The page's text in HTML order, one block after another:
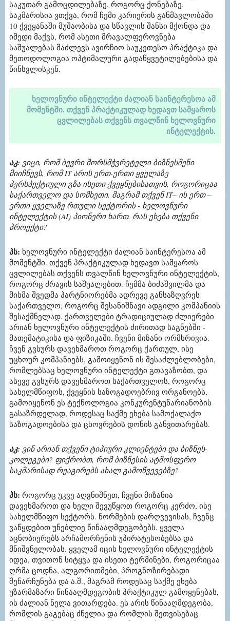
საკუთარ გამოცდილებაზე, როგორც ქონებაზე.
საკმარისია ვთქვა, რომ ჩემი კარიერის განმავლობაში
10 ქვეყანაში მუშაობისა და სწავლის შანსი მქონდა და
იმედი მაქვს, რომ ასეთი მრავალფეროვნება
საშუალებას მაძლევს ავირჩიო საუკეთესო პრაქტიკა და
მეთოდოლოგია ოპტიმალური გადაწყვეტილებებისა და
წინსვლისკენ.
ხელოვნური ინტელექტი ძალიან საინტერესოა ამ
მომენტში. თქვენ პრაქტიკულად ხედავთ სამყაროს
ცვლილებას თქვენს თვალწინ ხელოვნური
ინტელექტის.
აკ: ვიცი, რომ ბევრი შორსმჭვრეტელი ბიზნესმენი
მიიჩნევს, რომ IT არის ერთ-ერთი ყველაზე
პერსპექტიული გზა ისეთი ქვეყნებისათვის, როგორიცაა
საქართველო და სომხეთი. მაგრამ თქვენ IT– ის ერთ –
ერთი ყველაზე რთული სექტორის - ხელოვნური
ინტელექტის (AI) პიონერი ხართ. რას ეხება თქვენი
პროექტი?
პს: ხელოვნური ინტელექტი ძალიან საინტერესოა ამ
მომენტში. თქვენ პრაქტიკულად ხედავთ სამყაროს
ცვლილებას თქვენს თვალწინ ხელოვნური ინტელექტის,
როგორც ძრავის საშუალებით. ჩემმა ბიძაშვილმა და
მისმა შვედმა პარტნიორებმა ადრევე განსაზღვრეს
საქართველო, როგორც შესანიშნავი ადგილი კომპანიის
შესაქმნელად. ქართველები ტრადიციულად ძლიერები
არიან ხელოვნური ინტელექტის ძირითად საგნებში -
მათემატიკისა და ფიზიკაში. ჩვენი მიზანი ორმხრივია.
ჩვენ გვსურს დავეხმაროთ როგორც ქართულ, ისე
უცხოურ კომპანიებს, გამოიყენონ ის შესაძლებლობები,
რომლებსაც ხელოვნური ინტელექტი გთავაზობთ, და
ასევე გვსურს დავეხმაროთ საქართველოს, როგორც
სახელმწიფოს, ქვეყნის საზოგადოებრივ ორგანოებს,
გამოიყენონ ეს ტექნოლოგია კონკურენტუნარიანობის
გასაზრდელად, როდესაც საქმე ეხება სამოქალაქო
საზოგადოებისა და ცხოვრების დონის განვითარებას.
აკ: ვინ არიან თქვენი ტიპიური კლიენტები და ბიზნეს-
კოლეგები? ფიქრობთ, რომ ბიზნესის ატმოსფერო
საკმარისად რეაგირებს ახალ გამოწვევებზე?
პს: როგორც უკვე აღვნიშნეთ, ჩვენი მიზანია
დავეხმაროთ და ხელი შევუწყოთ როგორც კერძო, ისე
სახელმწიფო სექტორს. ნორმების დარღვევისას, ჩვენც
ვაწყდებით უნებლიე წინააღმდეგობებს. ყველა
აცნობიერებს არჩამორჩენის უპირატესობებსა და
მნიშვნელობას. ყველამ იცის ხელოვნური ინტელექტის
იდეა, თვითონ სიტყვა და ისეთი ტერმინები, როგორიცაა
ღრმა ცოდნა, ალგორითმები, პროგნოზირებადი
შენარჩუნება და ა.შ., მაგრამ როდესაც საქმე ეხება
უზარმაზარი წინააღმდეგობის პრაქტიკულ გამოყენებას,
ის ძალიან ნელა ვითარდება. ეს არის წინააღმდეგობა,
რომლის გაგებაც ძნელია და რომლის შეთვისებაც